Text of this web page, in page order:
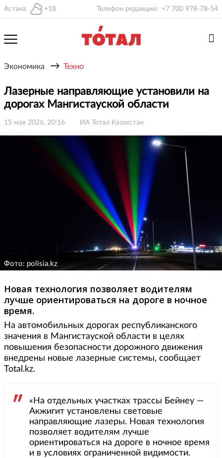
Астана +18 Телефон редакции: +7 700 978-78-54
Экономика → Техно
Лазерные направляющие установили на
дорогах Мангистауской области
15 мая 2026, 20:16 ИА Тотал Казахстан
Фото: polisia.kz
Новая технология позволяет водителям
лучше ориентироваться на дороге в ночное
время.
На автомобильных дорогах республиканского
значения в Мангистауской области в целях
повышения безопасности дорожного движения
внедрены новые лазерные системы, сообщает
Total.kz.
«На отдельных участках трассы Бейнеу —
Акжигит установлены световые
направляющие лазеры. Новая технология
позволяет водителям лучше
ориентироваться на дороге в ночное время
и в условиях ограниченной видимости.